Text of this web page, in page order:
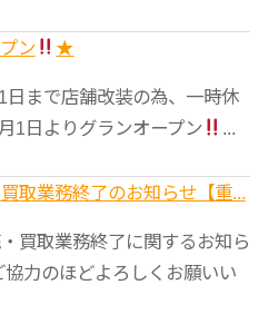
ン ★
日まで店舗改装の為、一時休
1日よりグランオープン
...
買取業務終了のお知らせ【重...
買取業務終了に関するお知ら
力のほどよろしくお願いい